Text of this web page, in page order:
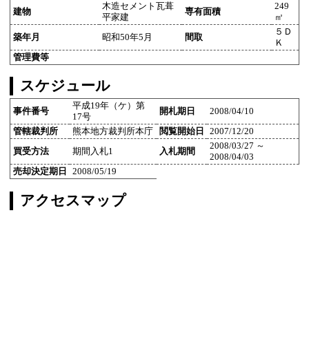
建物
木造セメント瓦葺
平家建
専有面積
249
㎡
築年月 昭和50年5月 間取
５Ｄ
Ｋ
管理費等
スケジュール
事件番号
平成19年（ケ）第
17号
開札期日 2008/04/10
管轄裁判所 熊本地方裁判所本庁 閲覧開始日 2007/12/20
買受方法 期間入札1 入札期間
2008/03/27 ～
2008/04/03
売却決定期日
2008/05/19
アクセスマップ